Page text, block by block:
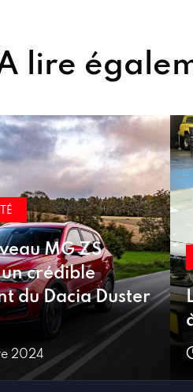
lire
françaises
2025
2024